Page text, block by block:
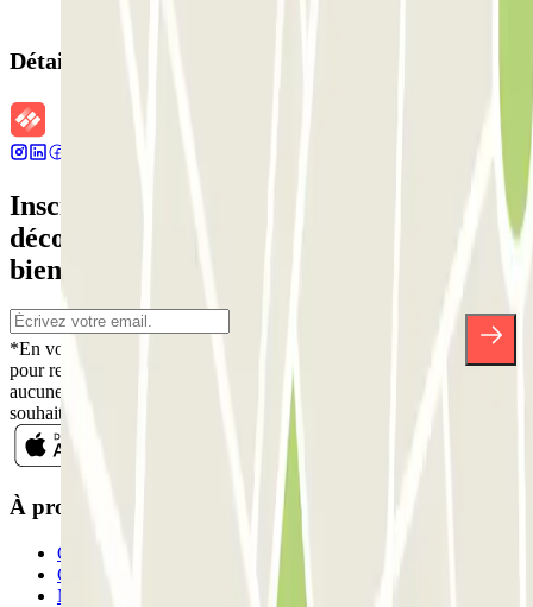
Détails de la réservation
Inscrivez-vous à notre newsletter et
découvrez des réductions, des concours et
bien d'autres surprises.
*En vous inscrivant, vous acceptez notre politique de confidentialité
pour recevoir des communications commerciales de Parclick. Sans
aucune obligation, vous pouvez vous désinscrire quand vous le
souhaitez dans la même newsletter.
À propos de Parclick
Qui sommes-nous ?
Comment ça marche?
Nos parkings